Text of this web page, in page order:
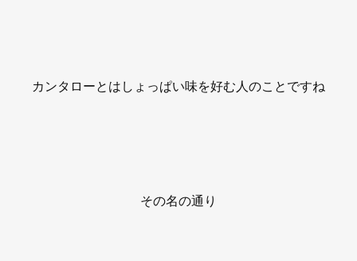
カンタローとはしょっぱい味を好む人のことですね
その名の通り